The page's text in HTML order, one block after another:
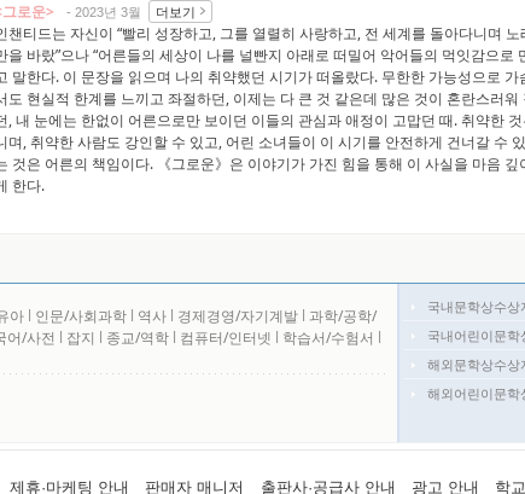
로운> - 2023년 3월 더보기
챈티드는 자신이 “빨리 성장하고, 그를 열렬히 사랑하고, 전 세계를 돌아다니며 노
을 바랐”으나 “어른들의 세상이 나를 널빤지 아래로 떠밀어 악어들의 먹잇감으로
말한다. 이 문장을 읽으며 나의 취약했던 시기가 떠올랐다. 무한한 가능성으로 가
도 현실적 한계를 느끼고 좌절하던, 이제는 다 큰 것 같은데 많은 것이 혼란스러워
, 내 눈에는 한없이 어른으로만 보이던 이들의 관심과 애정이 고맙던 때. 취약한
며, 취약한 사람도 강인할 수 있고, 어린 소녀들이 이 시기를 안전하게 건너갈 수
것은 어른의 책임이다. 《그로운》은 이야기가 가진 힘을 통해 이 사실을 마음 깊
한다.
아 l 인문/사회과학 l 역사 l 경제경영/자기계발 l 과학/공학/
어/사전 l 잡지 l 종교/역학 l 컴퓨터/인터넷 l 학습서/수험서 l
국내문학상수상
국내어린이문학
해외문학상수상
해외어린이문학
제휴·마케팅 안내 판매자 매니저 출판사·공급사 안내 광고 안내 학